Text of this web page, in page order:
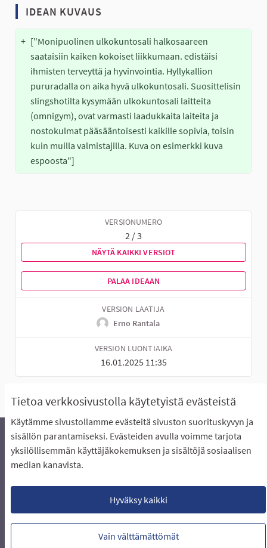
Tietoa verkkosivustolla käytetyistä evästeistä
Käytämme sivustollamme evästeitä sivuston suorituskyvyn ja
sisällön parantamiseksi. Evästeiden avulla voimme tarjota
yksilöllisemmän käyttäjäkokemuksen ja sisältöjä sosiaalisen
median kanavista.
Hyväksy kaikki
Vain välttämättömät
IDEAN KUVAUS
+ ["Monipuolinen ulkokuntosali halkosaareen
saataisiin kaiken kokoiset liikkumaan. edistäisi
ihmisten terveyttä ja hyvinvointia. Hyllykallion
pururadalla on aika hyvä ulkokuntosali. Suosittelisin
slingshotilta kysymään ulkokuntosali laitteita
(omnigym), ovat varmasti laadukkaita laiteita ja
nostokulmat pääsääntoisesti kaikille sopivia, toisin
kuin muilla valmistajilla. Kuva on esimerkki kuva
espoosta"]
VERSIONUMERO
2 / 3
NÄYTÄ KAIKKI VERSIOT
PALAA IDEAAN
VERSION LAATIJA
Erno Rantala
VERSION LUONTIAIKA
16.01.2025 11:35
Äänestyksen pikaohjeet
Usein kysytyt kysymykset
Näin äänestät Asukasbudjetissa
Lataa avoimet datatiedostot
Evästeasetukset